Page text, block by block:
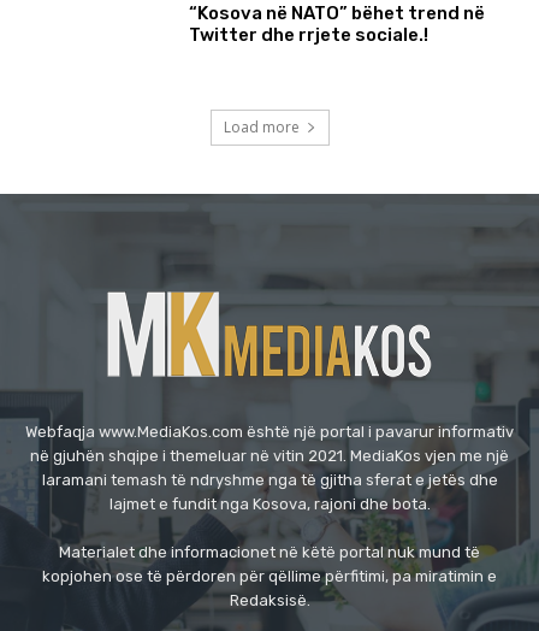
“Kosova në NATO” bëhet trend në
Twitter dhe rrjete sociale.!
Load more
Webfaqja www.MediaKos.com është një portal i pavarur informativ
në gjuhën shqipe i themeluar në vitin 2021. MediaKos vjen me një
laramani temash të ndryshme nga të gjitha sferat e jetës dhe
lajmet e fundit nga Kosova, rajoni dhe bota.
Materialet dhe informacionet në këtë portal nuk mund të
kopjohen ose të përdoren për qëllime përfitimi, pa miratimin e
Redaksisë.